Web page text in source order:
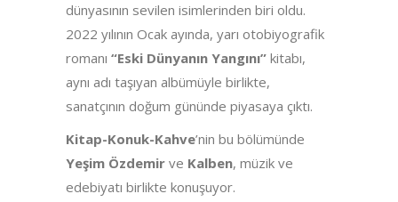
dünyasının sevilen isimlerinden biri oldu.
2022 yılının Ocak ayında, yarı otobiyografik
romanı “Eski Dünyanın Yangını” kitabı,
aynı adı taşıyan albümüyle birlikte,
sanatçının doğum gününde piyasaya çıktı.
Kitap-Konuk-Kahve’nin bu bölümünde
Yeşim Özdemir ve Kalben, müzik ve
edebiyatı birlikte konuşuyor.